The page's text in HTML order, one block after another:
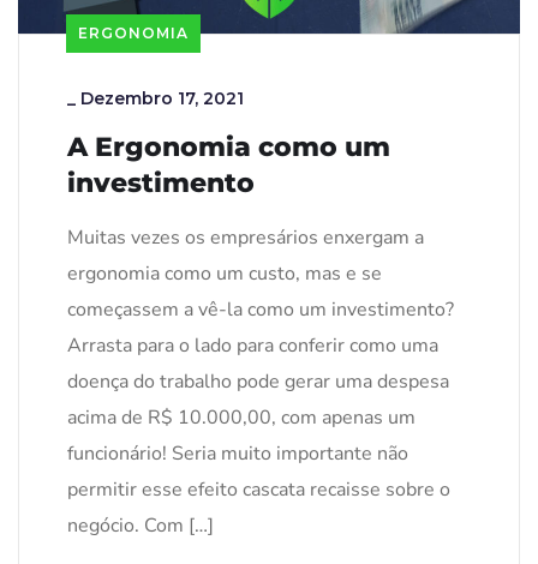
ERGONOMIA
_ Dezembro 17, 2021
A Ergonomia como um
investimento
Muitas vezes os empresários enxergam a
ergonomia como um custo, mas e se
começassem a vê-la como um investimento?
Arrasta para o lado para conferir como uma
doença do trabalho pode gerar uma despesa
acima de R$ 10.000,00, com apenas um
funcionário! Seria muito importante não
permitir esse efeito cascata recaisse sobre o
negócio. Com […]